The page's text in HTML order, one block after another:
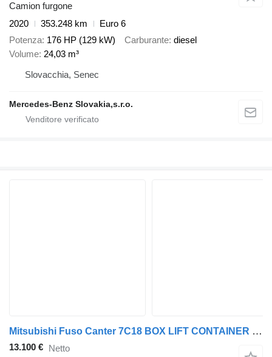
Camion furgone
2020
353.248 km
Euro 6
Potenza 176 HP (129 kW) Carburante diesel
Volume 24,03 m³
Slovacchia, Senec
Mercedes-Benz Slovakia,s.r.o.
Mitsubishi Fuso Canter 7C18 BOX LIFT CONTAINER 1.HAND
13.100 € Netto